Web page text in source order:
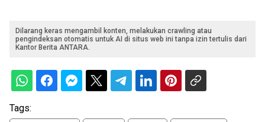
Dilarang keras mengambil konten, melakukan crawling atau
pengindeksan otomatis untuk AI di situs web ini tanpa izin tertulis dari
Kantor Berita ANTARA.
Tags: